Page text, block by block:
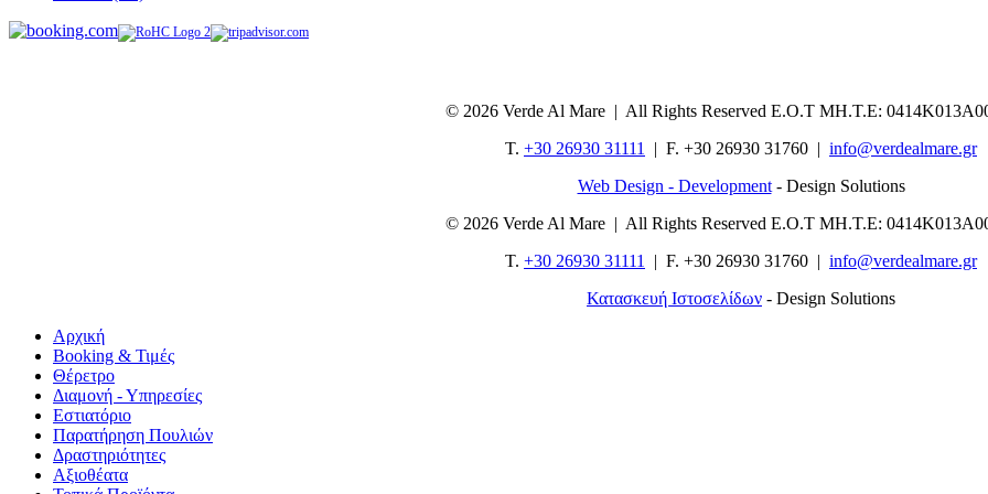
© 2026 Verde Al Mare | All Rights Reserved Ε.Ο.Τ ΜΗ.Τ.Ε:
T. +30 26930 31111 | F. +30 26930 31760 | info@verdealmare.gr
Web Design - Development- Design Solutions
© 2026 Verde Al Mare | All Rights Reserved Ε.Ο.Τ ΜΗ.Τ.Ε:
T. +30 26930 31111 | F. +30 26930 31760 | info@verdealmare.gr
Κατασκευή Ιστοσελίδων - Design Solutions
Αρχική
Booking & Τιμές
Θέρετρο
Διαμονή - Υπηρεσίες
Εστιατόριο
Παρατήρηση Πουλιών
Δραστηριότητες
Αξιοθέατα